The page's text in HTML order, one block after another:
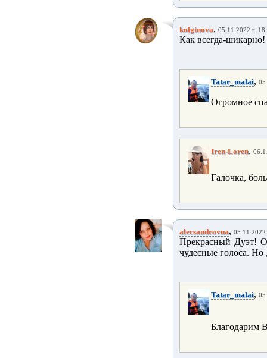
kolginova, 05.11.2022 г.
Как всегда-шикарно!
Tatar_malai,
Огромное
Iren-Loren,
Галочка,
alecsandrovna, 05.11.2022
Прекрасный Дуэт!
чудесные голоса. Но
Tatar_malai,
Благодарим